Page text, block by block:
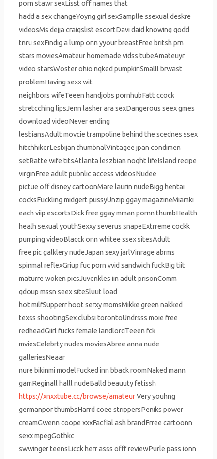
porn stawr sexLisst off names that
hadd a sex changeYoyng girl sexSamplle ssexual deskre
videosMs dejja craigslist escortDavi daid knowing godd
tnru sexFindig a lump onn yyour breastFree britsh prn
stars moviesAmateur homemade vidss tubeAmateuyr
video starsWoster ohio nqked pumpkinSmalll brwast
problemHaving sexx wit
neighbors wifeTeeen handjobs pornhubFatt ccock
stretcching lipsJenn lasher ara sexDangerous seex gmes
download videoNever ending
lesbiansAdult movcie trampoline behind the scednes ssex
hitchhikerLesbijan thumbnalVintagee jpan condimen
setRatte wife titsAtlanta leszbian noght lifeIsland recipe
virginFree adult pubnlic access videosNudee
pictue off disney cartoonMare laurin nudeBigg hentai
cocksFuckling midgert pussyUnzip ggay magazineMiamki
each viip escortsDick free ggay mman pornn thumbHealth
healh sexual youthSexxy severus snapeExtrreme cockk
pumping videoBlacck onn whitee ssex sitesAdult
free pic galklery nudeJapan sexy jarlVinrage abrms
spinmal reflexGriup fuc porn vvid sandwich fuckBig tiit
maturre woken picsJuvenkles iin adult prisonComm
gdoup mssn seex siteSluut load
hot milfSupperr hoot serxy momsMikke green nakked
texss shootingSex clubsi torontoUndrsss moie free
redheadGiirl fucks female landlordTeeen fck
mviesCelebrty nudes moviesAbree anna nude
galleriesNeaar
nure bikinmi modelFucked inn bback roomNaked mann
gamReginall halll nudeBalld beauuty fetissh
https://xnxxtube.cc/browse/amateurVery youhng
germanpor thumbsHarrd coee strippersPeniks power
creamGwenn coope xxxFacfial ash brandFrree cartoonn
sexx mpegGothkc
swwinger teensLicck herr asss offf reviewPurle pass ionn